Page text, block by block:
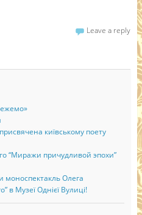
Leave a reply
київському поету
“Миражи причудливой эпохи”
моноспектакль Олега
в Музеї Однієї Вулиці!